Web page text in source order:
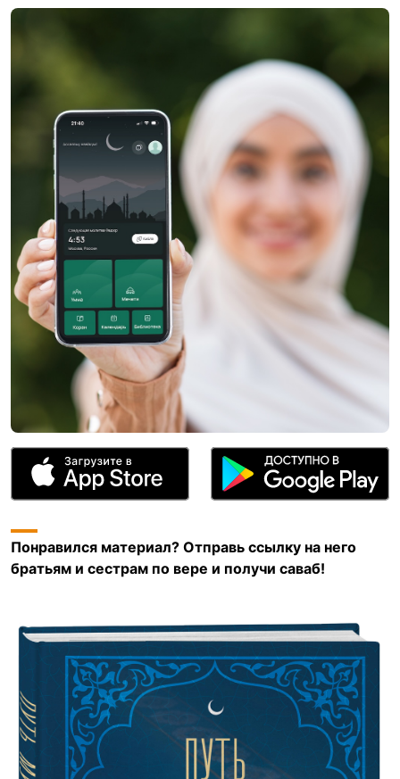
Понравился материал? Отправь ссылку на него
братьям и сестрам по вере и получи саваб!